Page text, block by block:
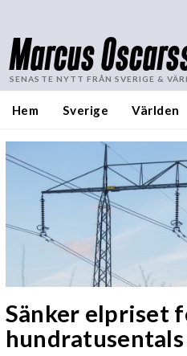
Marcus
SENASTE NYTT FRÅN SVERIGE &
Hem Sverige Världen
Sänker elpriset